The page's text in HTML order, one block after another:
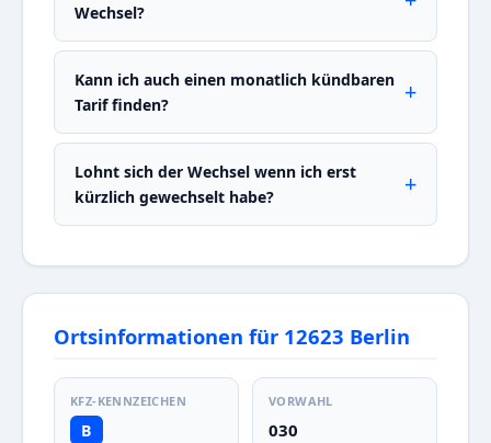
Wechsel?
Kann ich auch einen monatlich kündbaren
Tarif finden?
Lohnt sich der Wechsel wenn ich erst
kürzlich gewechselt habe?
Ortsinformationen für 12623 Berlin
KFZ-KENNZEICHEN
B
VORWAHL
030